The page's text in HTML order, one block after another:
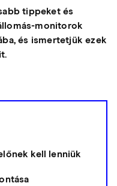
tippeket és
monitorok
és ismertetjük ezek
kell lenniük